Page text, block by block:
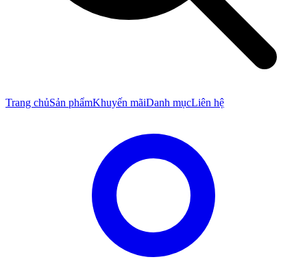
Trang chủSản phẩmKhuyến mãiDanh mụcLiên hệ